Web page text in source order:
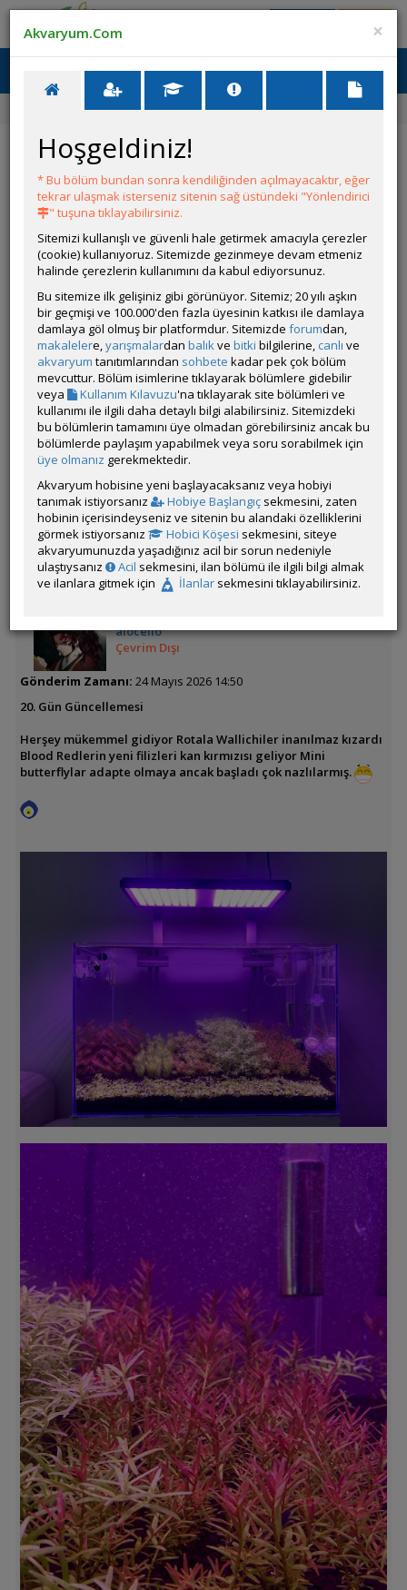
Ana Menü
Akvaryum Tanıtımı 60p Dutch Style
60p Dutch Style
YANIT YAZ Git
Kturan06
Çevrim Dışı
Gönderim Zamanı:13 Mayıs 2026 20:06
Yazar:alocello
Hocam sizi de görelim artık şu dutch belasında daha güzel
bir bela var mı ya
Çok üşeniyorum gözüm yemiyor bir türlü😂😂
Beğenenler: alocello
Üye imzalarını sadece giriş yapan üyelerimiz görebilir
ÖM
alocello
Çevrim Dışı
Gönderim Zamanı: 24 Mayıs 2026 14:50
20. Gün Güncellemesi
Herşey mükemmel gidiyor Rotala Wallichiler inanılmaz kızardı
Blood Redlerin yeni filizleri kan kırmızısı geliyor Mini
butterflylar adapte olmaya ancak başladı çok nazlılarmış.
×
Akvaryum.Com
Hoşgeldiniz!
* Bu bölüm bundan sonra kendiliğinden açılmayacaktır, eğer
tekrar ulaşmak isterseniz sitenin sağ üstündeki "Yönlendirici
" tuşuna tıklayabilirsiniz.
Sitemizi kullanışlı ve güvenli hale getirmek amacıyla çerezler
(cookie) kullanıyoruz. Sitemizde gezinmeye devam etmeniz
halinde çerezlerin kullanımını da kabul ediyorsunuz.
Bu sitemize ilk gelişiniz gibi görünüyor. Sitemiz; 20 yılı aşkın
bir geçmişi ve 100.000'den fazla üyesinin katkısı ile damlaya
damlaya göl olmuş bir platformdur. Sitemizde forumdan,
makalelere,yarışmalardan balıkve bitki bilgilerine, canlı ve
akvaryum tanıtımlarından sohbete kadar pek çok bölüm
mevcuttur. Bölüm isimlerine tıklayarak bölümlere gidebilir
veya
Kullanım Kılavuzu'na tıklayarak site bölümleri ve
kullanımı ile ilgili daha detaylı bilgi alabilirsiniz. Sitemizdeki
bu bölümlerin tamamını üye olmadan görebilirsiniz ancak bu
bölümlerde paylaşım yapabilmek veya soru sorabilmek için
üye olmanız gerekmektedir.
Akvaryum hobisine yeni başlayacaksanız veya hobiyi
tanımak istiyorsanız
Hobiye Başlangıç sekmesini, zaten
hobinin içerisindeyseniz ve sitenin bu alandaki özelliklerini
görmek istiyorsanız
Hobici Köşesi sekmesini, siteye
akvaryumunuzda yaşadığınız acil bir sorun nedeniyle
ulaştıysanız
Acil sekmesini, ilan bölümü ile ilgili bilgi almak
ve ilanlara gitmek için
İlanlar sekmesini tıklayabilirsiniz.